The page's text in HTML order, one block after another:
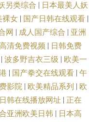
另类综合 | 日本最美人妖
裸女 | 国产日韩在线观看 |
网 | 成人国产综合 | 亚洲
清免费视频 | 日韩免费
| 波多野吉衣三级 | 欧美一
| 国产拳交在线观看 | 午
影院 | 欧美精品系列 | 欧
日韩在线播放网址 | 正在
亚洲欧美日韩 | 日本高